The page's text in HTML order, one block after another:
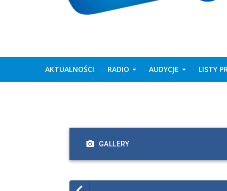
AKTUALNOŚCI RADIO AUDYCJE LISTY
GALLERY